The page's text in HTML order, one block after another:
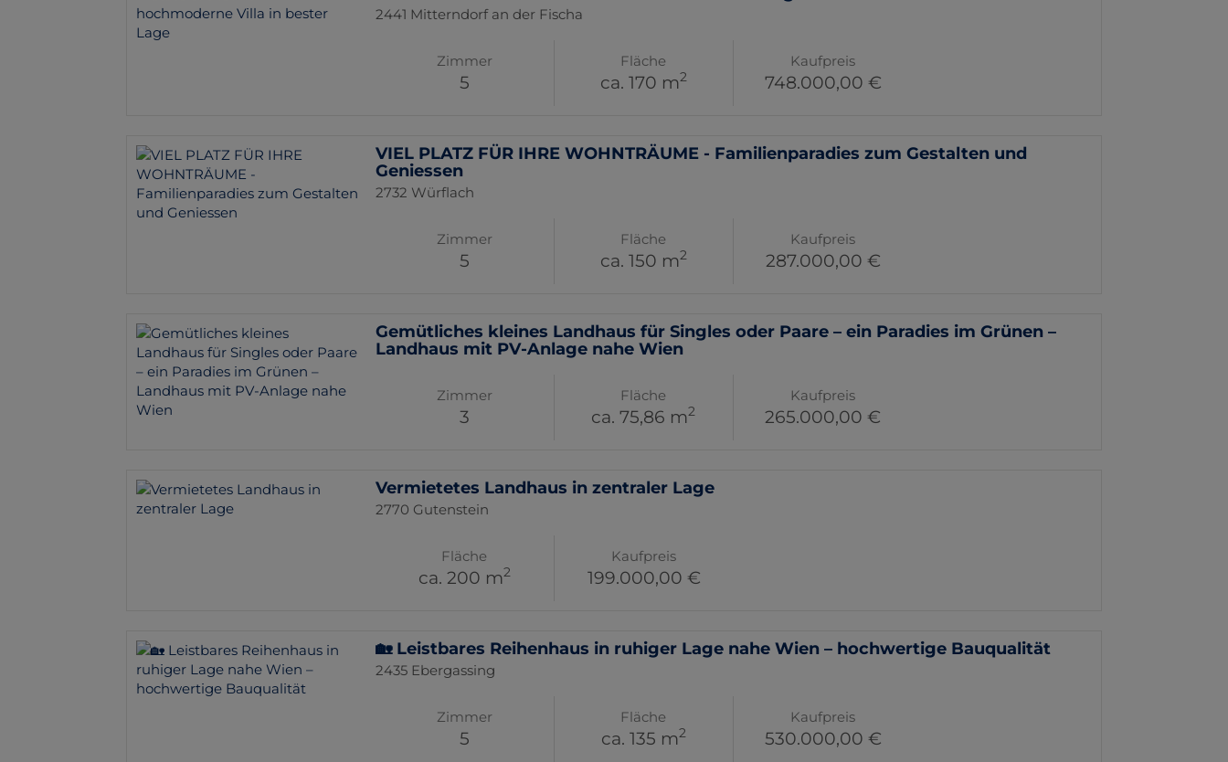
2441 Mitterndorf an der Fischa
Zimmer
5
Fläche
ca. 170 m2
Kaufpreis
748.000,00 €
VIEL PLATZ FÜR IHRE WOHNTRÄUME - Familienparadies zum Gestalten und
Geniessen
2732 Würflach
Zimmer
5
Fläche
ca. 150 m2
Kaufpreis
287.000,00 €
Gemütliches kleines Landhaus für Singles oder Paare – ein Paradies im Grünen –
Landhaus mit PV-Anlage nahe Wien
Zimmer
3
Fläche
ca. 75,86 m2
Kaufpreis
265.000,00 €
Vermietetes Landhaus in zentraler Lage
2770 Gutenstein
Fläche
ca. 200 m2
Kaufpreis
199.000,00 €
🏡 Leistbares Reihenhaus in ruhiger Lage nahe Wien – hochwertige Bauqualität
2435 Ebergassing
Zimmer
5
Fläche
ca. 135 m2
Kaufpreis
530.000,00 €